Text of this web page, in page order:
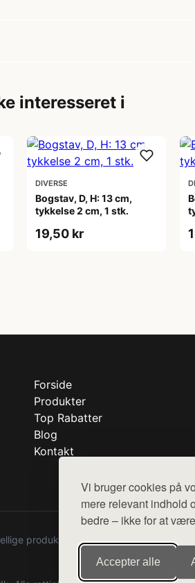
Vi bruger cookies på
mere relevant indhold
bedre – ikke for at
Accepter alle
interesseret i
DIVERSE
Bogstav, D, H: 13 cm,
tykkelse 2 cm, 1 stk.
19,50 kr
Forside
Produkter
Top Rabatter
Blog
Kontakt
produkter fra diverse webshops.